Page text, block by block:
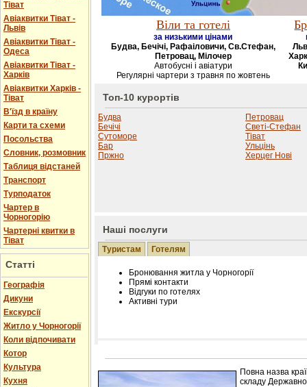
Тіват
Авіаквитки Тіват -
Львів
Авіаквитки Тіват -
Одеса
Авіаквитки Тіват -
Харків
Авіаквитки Харків -
Тіват
В'їзд в країну
Карти та схеми
Посольства
Словник, розмовник
Таблиця відстаней
Транспорт
Турподаток
Чартер в
Чорногорію
Чартерні квитки в
Тіват
Статті
Географія
Дикуни
Екскурсії
Житло у Чорногорії
Коли відпочивати
Котор
Культура
Кухня
Віли та готелі
за низькими цінами
Будва, Бечічі, Рафаіловичи, Св.Стефан,
Петровац, Мілочер
Автобусні і авіатури
Регулярні чартери з травня по жовтень
Топ-10 курортів
Будва
Бечічі
Сутоморе
Бар
Пржно
Петровац
Светі-Стефан
Тіват
Ульцінь
Херцег Нові
Наші послуги
Туристам Готелям
Бронювання житла у Чорногорії
Прямі контакти
Відгуки по готелях
Активні тури
Розміщення інформації про готель на
Редагування інформації і цін на вимогу
Лічільник відвідувачів
Повна назва
складу